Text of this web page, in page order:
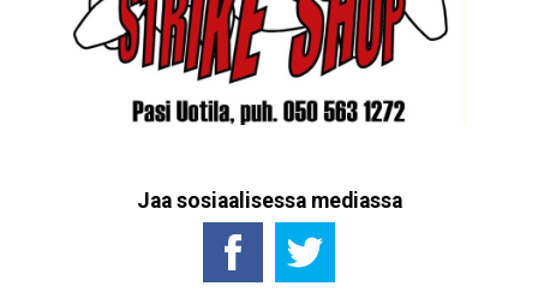
Jaa sosiaalisessa mediassa